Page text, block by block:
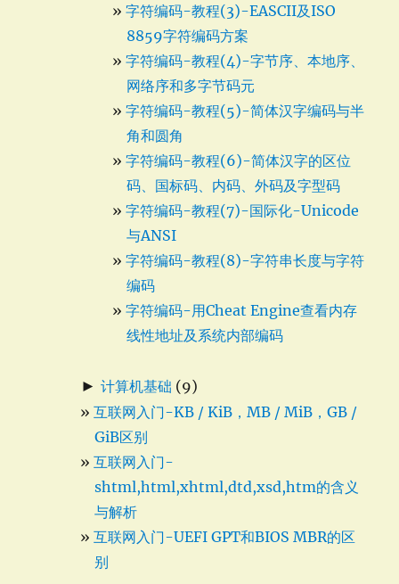
字符编码-教程(3)-EASCII及ISO
8859字符编码方案
字符编码-教程(4)-字节序、本地序、
网络序和多字节码元
字符编码-教程(5)-简体汉字编码与半
角和圆角
字符编码-教程(6)-简体汉字的区位
码、国标码、内码、外码及字型码
字符编码-教程(7)-国际化-Unicode
与ANSI
字符编码-教程(8)-字符串长度与字符
编码
字符编码-用Cheat Engine查看内存
线性地址及系统内部编码
► 计算机基础 (9)
互联网入门-KB / KiB，MB / MiB，GB /
GiB区别
互联网入门-
shtml,html,xhtml,dtd,xsd,htm的含义
与解析
互联网入门-UEFI GPT和BIOS MBR的区
别